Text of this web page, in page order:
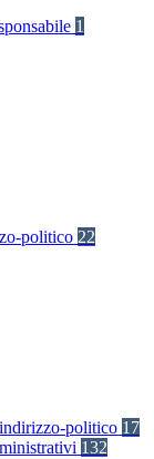
1
politico 22
politico 17
132